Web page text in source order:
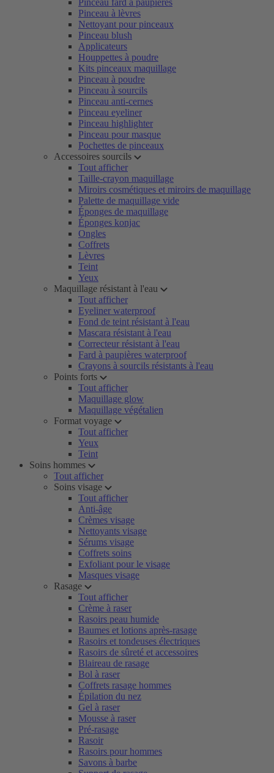
Pinceau fard à paupières
Pinceau à lèvres
Nettoyant pour pinceaux
Pinceau blush
Applicateurs
Houppettes à poudre
Kits pinceaux maquillage
Pinceau à poudre
Pinceau à sourcils
Pinceau anti-cernes
Pinceau eyeliner
Pinceau highlighter
Pinceau pour masque
Pochettes de pinceaux
Accessoires sourcils
Tout afficher
Taille-crayon maquillage
Miroirs cosmétiques et miroirs de maquillage
Palette de maquillage vide
Éponges de maquillage
Éponges konjac
Ongles
Coffrets
Lèvres
Teint
Yeux
Maquillage résistant à l'eau
Tout afficher
Eyeliner waterproof
Fond de teint résistant à l'eau
Mascara résistant à l'eau
Correcteur résistant à l'eau
Fard à paupières waterproof
Crayons à sourcils résistants à l'eau
Points forts
Tout afficher
Maquillage glow
Maquillage végétalien
Format voyage
Tout afficher
Yeux
Teint
Soins hommes
Tout afficher
Soins visage
Tout afficher
Anti-âge
Crèmes visage
Nettoyants visage
Sérums visage
Coffrets soins
Exfoliant pour le visage
Masques visage
Rasage
Tout afficher
Crème à raser
Rasoirs peau humide
Baumes et lotions après-rasage
Rasoirs et tondeuses électriques
Rasoirs de sûreté et accessoires
Blaireau de rasage
Bol à raser
Coffrets rasage hommes
Épilation du nez
Gel à raser
Mousse à raser
Pré-rasage
Rasoir
Rasoirs pour hommes
Savons à barbe